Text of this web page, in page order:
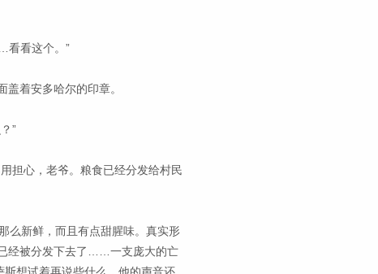
看看这个。”
着安多哈尔的印章。
”
担心，老爷。粮食已经分发给村民
么新鲜，而且有点甜腥味。真实形
经被分发下去了……一支庞大的亡